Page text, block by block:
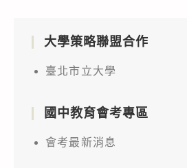
大學策略聯盟合作
臺北市立大學
國中教育會考專區
會考最新消息